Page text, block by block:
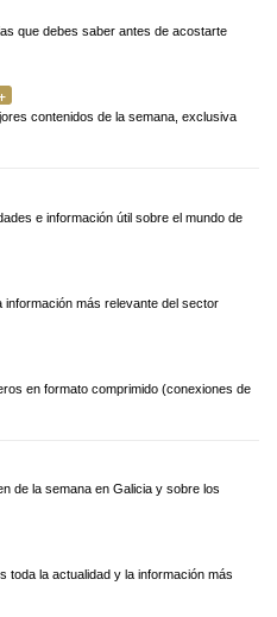
que debes saber antes de acostarte
contenidos de la semana, exclusiva
e información útil sobre el mundo de
información más relevante del sector
en formato comprimido (conexiones de
de la semana en Galicia y sobre los
toda la actualidad y la información más